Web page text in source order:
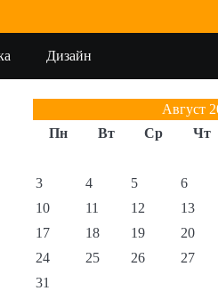
Дизайн
Август
Пн
Вт Ср Чт
3
4 5 6
10
11 12 13
17
18 19 20
24
25 26 27
31